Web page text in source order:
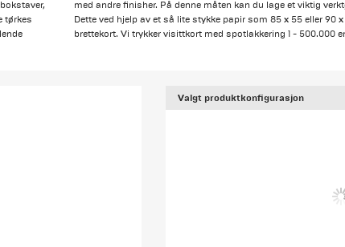
tørkes
med andre finisher. På denne måten kan du lage et viktig
Dette ved hjelp av et så lite stykke papir som 85 x 55 eller 90
brettekort. Vi trykker visittkort med spotlakkering 1 - 500.000
Valgt produktkonfigurasjon